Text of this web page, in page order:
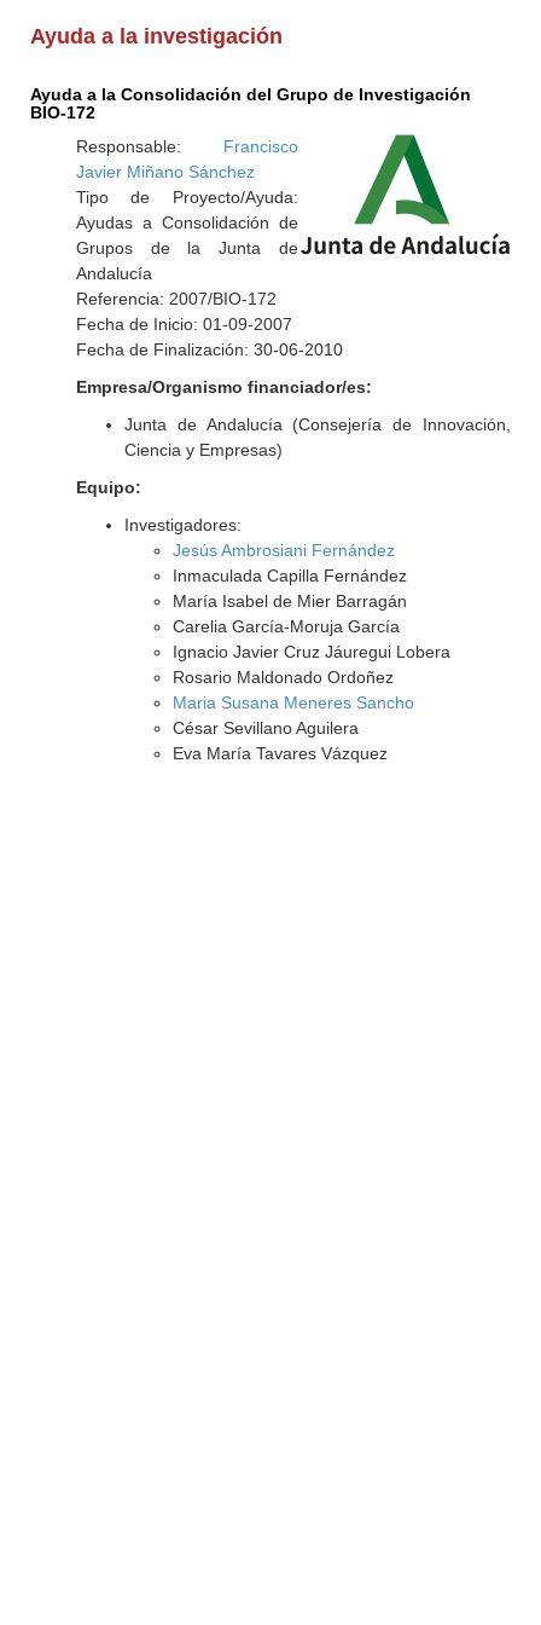
Ayuda a la investigación
Ayuda a la Consolidación del Grupo de Investigación
BIO-172
Responsable: Francisco
Javier Miñano Sánchez
Tipo de Proyecto/Ayuda:
Ayudas a Consolidación de
Grupos de la Junta de
Andalucía
Referencia: 2007/BIO-172
Fecha de Inicio: 01-09-2007
Fecha de Finalización: 30-06-2010
Empresa/Organismo financiador/es:
Junta de Andalucía (Consejería de Innovación,
Ciencia y Empresas)
Equipo:
Investigadores:
Jesús Ambrosiani Fernández
Inmaculada Capilla Fernández
María Isabel de Mier Barragán
Carelia García-Moruja García
Ignacio Javier Cruz Jáuregui Lobera
Rosario Maldonado Ordoñez
Maria Susana Meneres Sancho
César Sevillano Aguilera
Eva María Tavares Vázquez